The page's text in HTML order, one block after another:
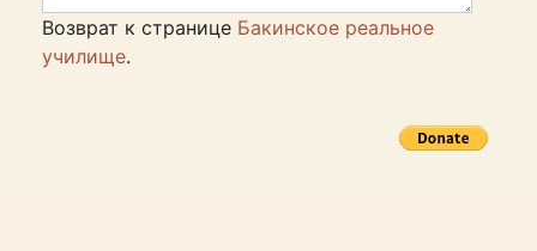
Возврат к странице Бакинское реальное
училище.